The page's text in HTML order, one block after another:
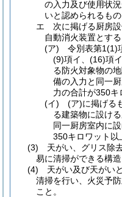
の入力及び使用状
いと認められるも
エ
次に掲げる厨房
自動消火装置とする
(ア)
令別表第1(1)
(9)項イ、(16)項
る防火対象物の
備の入力と同一
力の合計が350
(イ)
(ア)に掲げる
る建築物に設け
同一厨房室内に
350キロワット以
(3)
天がい、グリス除
易に清掃ができる構造
(4)
天がい及び天がい
清掃を行い、火災予
こと。